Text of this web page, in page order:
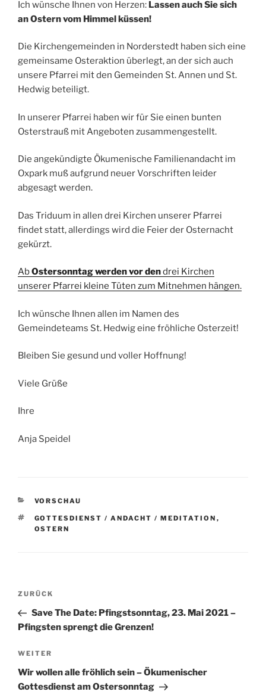
Ich wünsche Ihnen von Herzen: Lassen auch Sie sich
an Ostern vom Himmel küssen!
Die Kirchengemeinden in Norderstedt haben sich eine
gemeinsame Osteraktion überlegt, an der sich auch
unsere Pfarrei mit den Gemeinden St. Annen und St.
Hedwig beteiligt.
In unserer Pfarrei haben wir für Sie einen bunten
Osterstrauß mit Angeboten zusammengestellt.
Die angekündigte Ökumenische Familienandacht im
Oxpark muß aufgrund neuer Vorschriften leider
abgesagt werden.
Das Triduum in allen drei Kirchen unserer Pfarrei
findet statt, allerdings wird die Feier der Osternacht
gekürzt.
AbOstersonntag werden vor dendrei Kirchen
unserer Pfarrei kleine Tüten zum Mitnehmen hängen.
Ich wünsche Ihnen allen im Namen des
Gemeindeteams St. Hedwig eine fröhliche Osterzeit!
Bleiben Sie gesund und voller Hoffnung!
Viele Grüße
Ihre
Anja Speidel
KATEGORIEN
VORSCHAU
SCHLAGWÖRTER
GOTTESDIENST / ANDACHT / MEDITATION ,
OSTERN
Beitragsnavigation
Vorheriger
Beitrag
ZURÜCK
Save The Date: Pfingstsonntag, 23. Mai 2021 –
Pfingsten sprengt die Grenzen!
Nächster
Beitrag
WEITER
Wir wollen alle fröhlich sein – Ökumenischer
Gottesdienst am Ostersonntag